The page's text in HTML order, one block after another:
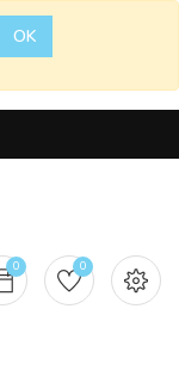
OK
0 0